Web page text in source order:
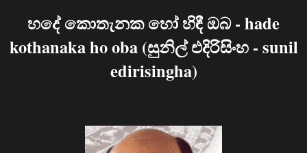
හදේ කොතැනක හෝ හිඳී ඔබ - hade
kothanaka ho oba (සුනිල් එදිරිසිංහ - sunil
edirisingha)